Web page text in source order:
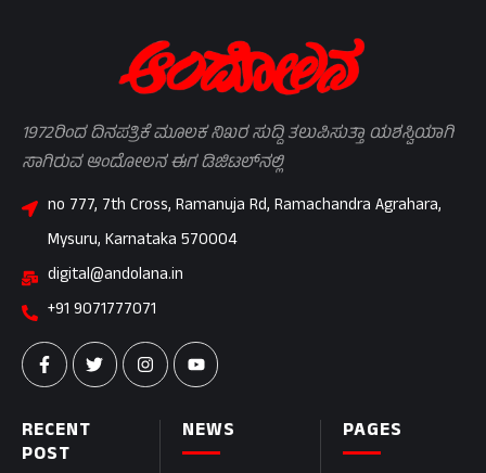
PAGES
NEWS
RECENT
POST
1972ರಿಂದ ದಿನಪತ್ರಿಕೆ ಮೂಲಕ ನಿಖರ ಸುದ್ದಿ ತಲುಪಿಸುತ್ತಾ ಯಶಸ್ವಿಯಾಗಿ
ಸಾಗಿರುವ ಆಂದೋಲನ ಈಗ ಡಿಜಿಟಲ್‌ನಲ್ಲಿ
no 777, 7th Cross, Ramanuja Rd, Ramachandra Agrahara,
Mysuru, Karnataka 570004
digital@andolana.in
+91 9071777071